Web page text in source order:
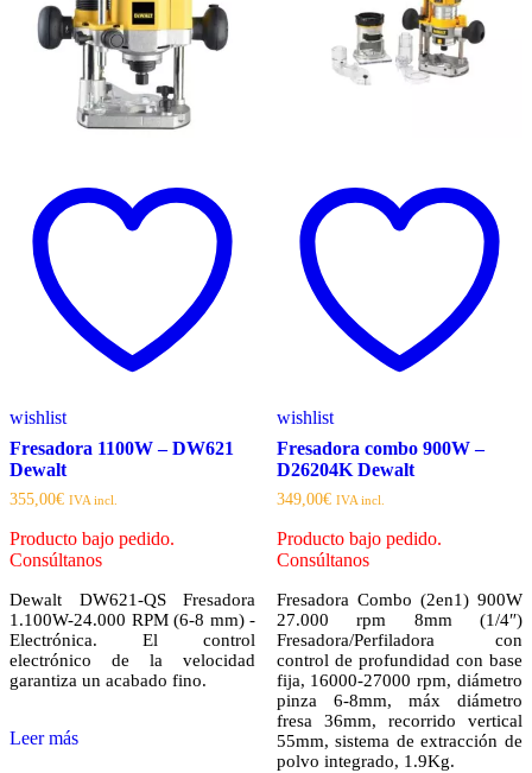
wishlist
Fresadora 1100W – DW621
Dewalt
355,00€ IVA incl.
Producto bajo pedido.
Consúltanos
Dewalt DW621-QS Fresadora
1.100W-24.000 RPM (6-8 mm) -
Electrónica. El control
electrónico de la velocidad
garantiza un acabado fino.
Leer más
wishlist
Fresadora combo 900W –
D26204K Dewalt
349,00€ IVA incl.
Producto bajo pedido.
Consúltanos
Fresadora Combo (2en1) 900W
27.000 rpm 8mm (1/4″)
Fresadora/Perfiladora con
control de profundidad con base
fija, 16000-27000 rpm, diámetro
pinza 6-8mm, máx diámetro
fresa 36mm, recorrido vertical
55mm, sistema de extracción de
polvo integrado, 1.9Kg.